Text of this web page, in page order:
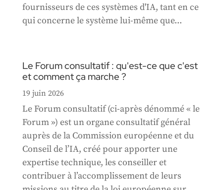
fournisseurs de ces systèmes d'IA, tant en ce
qui concerne le système lui-même que...
Le Forum consultatif : qu'est-ce que c'est
et comment ça marche ?
19 juin 2026
Le Forum consultatif (ci-après dénommé « le
Forum ») est un organe consultatif général
auprès de la Commission européenne et du
Conseil de l’IA, créé pour apporter une
expertise technique, les conseiller et
contribuer à l’accomplissement de leurs